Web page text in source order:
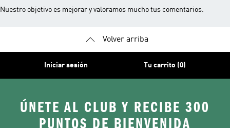
Nuestro objetivo es mejorar y valoramos mucho tus comentarios.
Volver arriba
Iniciar sesión Tu carrito (0)
ÚNETE AL CLUB Y RECIBE 300
PUNTOS DE BIENVENIDA